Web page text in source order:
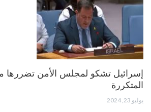
إسرائيل تشكو لمجلس الأمن تضررها
المتكررة
يوليو 23, 2024